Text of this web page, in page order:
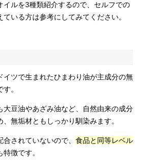
イルを3種類紹介するので、セルフでの
ている方は参考にしてみてください。
イツで生まれたひまわり油が主成分の無
。
大豆油やあざみ油など、自然由来の成分
無垢材ともしっかり馴染みます。
されていないので、 食品と同等レベル
徴です。